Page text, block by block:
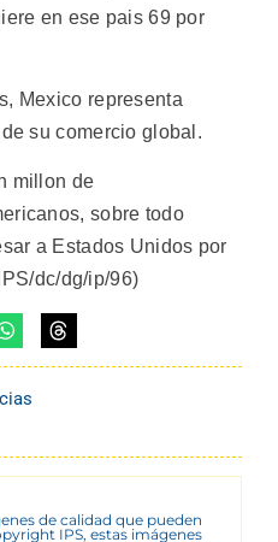
en ese pais 69 por
Mexico representa
su comercio global.
millon de
sobre todo
a Estados Unidos por
dc/dg/ip/96)
de calidad que pueden
IPS, estas imágenes